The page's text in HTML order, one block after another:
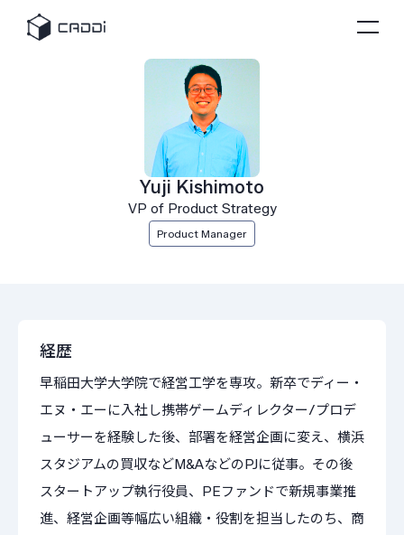
Yuji Kishimoto
VP of Product Strategy
Product Manager
経歴
早稲田大学大学院で経営工学を専攻。新卒でディー・
エヌ・エーに入社し携帯ゲームディレクター/プロデ
ューサーを経験した後、部署を経営企画に変え、横浜
スタジアムの買収などM&AなどのPJに従事。その後
スタートアップ執行役員、PEファンドで新規事業推
進、経営企画等幅広い組織・役割を担当したのち、商